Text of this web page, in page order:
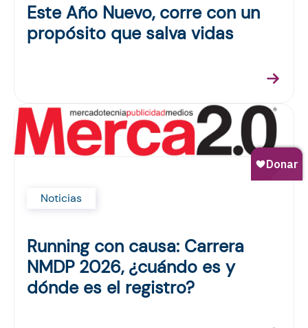
Este Año Nuevo, corre con un
propósito que salva vidas
Noticias
Running con causa: Carrera
NMDP 2026, ¿cuándo es y
dónde es el registro?